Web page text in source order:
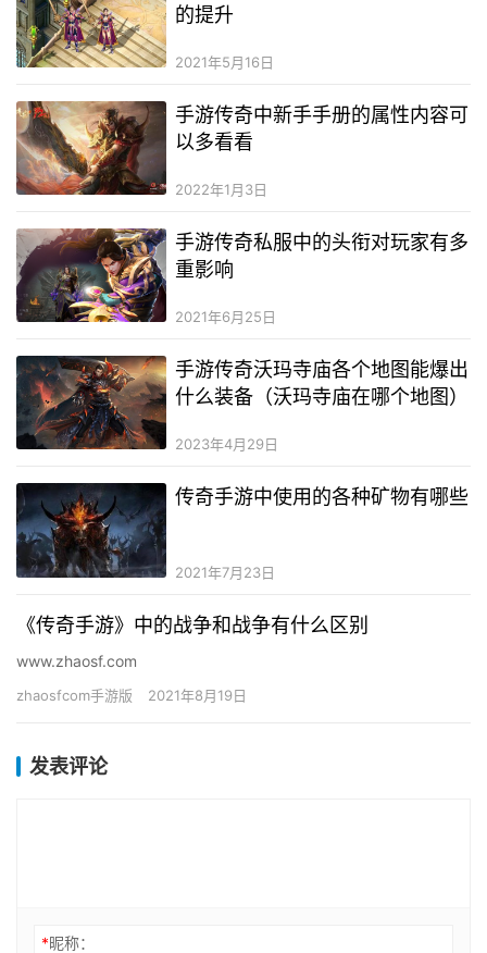
的提升
2021年5月16日
手游传奇中新手手册的属性内容可
以多看看
2022年1月3日
手游传奇私服中的头衔对玩家有多
重影响
2021年6月25日
手游传奇沃玛寺庙各个地图能爆出
什么装备（沃玛寺庙在哪个地图）
2023年4月29日
传奇手游中使用的各种矿物有哪些
2021年7月23日
《传奇手游》中的战争和战争有什么区别
www.zhaosf.com
zhaosfcom手游版 2021年8月19日
发表评论
*昵称：